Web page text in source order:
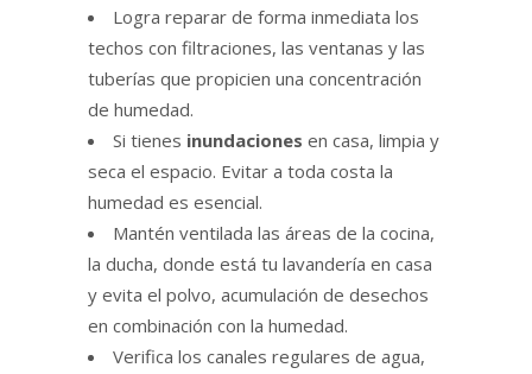
Logra reparar de forma inmediata los
techos con filtraciones, las ventanas y las
tuberías que propicien una concentración
de humedad.
Si tienes inundaciones en casa, limpia y
seca el espacio. Evitar a toda costa la
humedad es esencial.
Mantén ventilada las áreas de la cocina,
la ducha, donde está tu lavandería en casa
y evita el polvo, acumulación de desechos
en combinación con la humedad.
Verifica los canales regulares de agua,